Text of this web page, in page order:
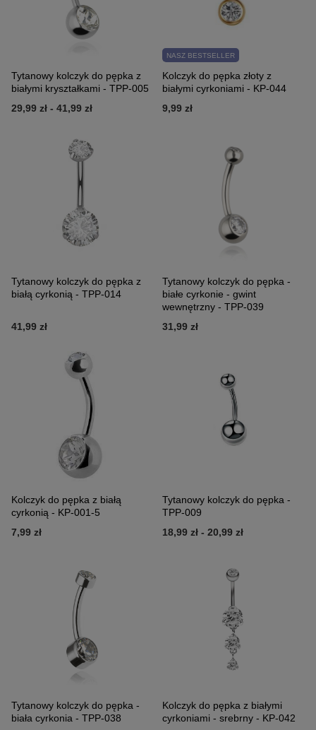
Tytanowy kolczyk do pępka z
białymi kryształkami - TPP-005
29,99 zł - 41,99 zł
NASZ BESTSELLER
Kolczyk do pępka złoty z
białymi cyrkoniami - KP-044
9,99 zł
Tytanowy kolczyk do pępka z
białą cyrkonią - TPP-014
41,99 zł
Tytanowy kolczyk do pępka -
białe cyrkonie - gwint
wewnętrzny - TPP-039
31,99 zł
Kolczyk do pępka z białą
cyrkonią - KP-001-5
7,99 zł
Tytanowy kolczyk do pępka -
TPP-009
18,99 zł - 20,99 zł
Tytanowy kolczyk do pępka -
biała cyrkonia - TPP-038
Kolczyk do pępka z białymi
cyrkoniami - srebrny - KP-042